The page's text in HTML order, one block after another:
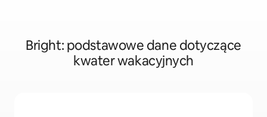
Bright: podstawowe dane dotyczące
kwater wakacyjnych